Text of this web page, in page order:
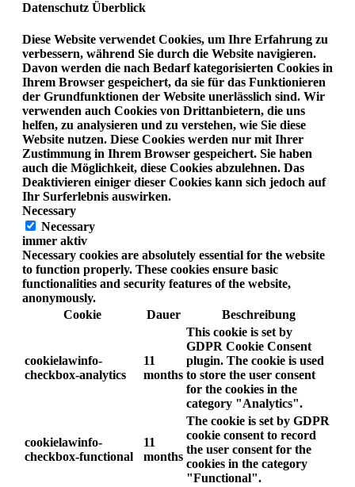
Datenschutz Überblick
Diese Website verwendet Cookies, um Ihre Erfahrung zu
verbessern, während Sie durch die Website navigieren.
Davon werden die nach Bedarf kategorisierten Cookies in
Ihrem Browser gespeichert, da sie für das Funktionieren
der Grundfunktionen der Website unerlässlich sind. Wir
verwenden auch Cookies von Drittanbietern, die uns
helfen, zu analysieren und zu verstehen, wie Sie diese
Website nutzen. Diese Cookies werden nur mit Ihrer
Zustimmung in Ihrem Browser gespeichert. Sie haben
auch die Möglichkeit, diese Cookies abzulehnen. Das
Deaktivieren einiger dieser Cookies kann sich jedoch auf
Ihr Surferlebnis auswirken.
Necessary
Necessary
immer aktiv
Necessary cookies are absolutely essential for the website
to function properly. These cookies ensure basic
functionalities and security features of the website,
anonymously.
Cookie
Dauer Beschreibung
cookielawinfo-
checkbox-analytics
11
months
This cookie is set by
GDPR Cookie Consent
plugin. The cookie is used
to store the user consent
for the cookies in the
category "Analytics".
cookielawinfo-
checkbox-functional
11
months
The cookie is set by GDPR
cookie consent to record
the user consent for the
cookies in the category
"Functional".